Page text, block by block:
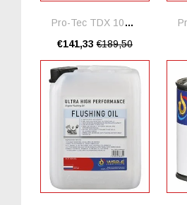
Pro-Tec TDX 10W40 *20 Liter
€141,33€189,50